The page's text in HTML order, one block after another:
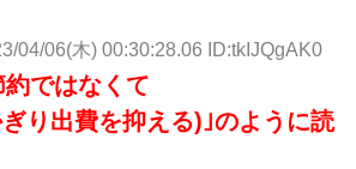
04/06(木) 00:30:28.06 ID:tkIJQgAK0
ではなくて
り出費を抑える)｣のように読